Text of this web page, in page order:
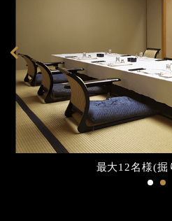
最大12名様(掘
最大15名様(掘
お座敷最大
※椅子席に変更